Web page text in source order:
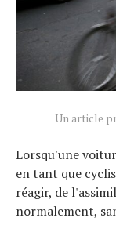
Un article
Lorsqu'une
en tant que
réagir, de
normalement,